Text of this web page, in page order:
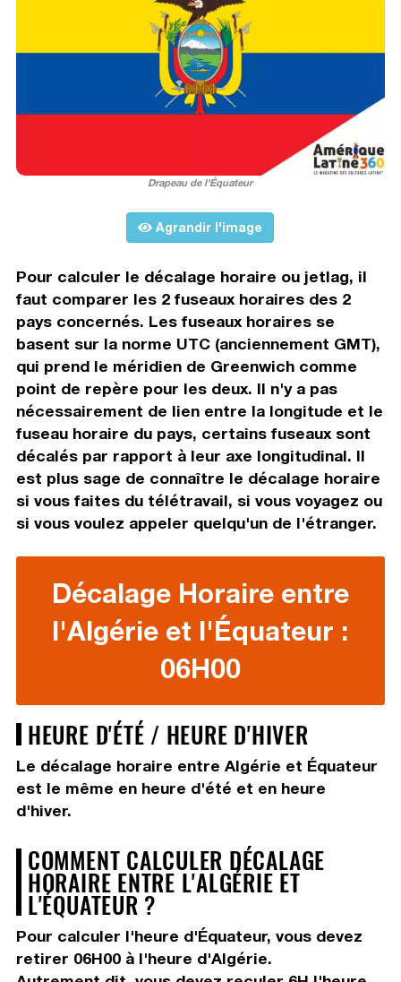
Drapeau de l'Équateur
Agrandir l'image
Pour calculer le décalage horaire ou jetlag, il
faut comparer les 2 fuseaux horaires des 2
pays concernés. Les fuseaux horaires se
basent sur la norme UTC (anciennement GMT),
qui prend le méridien de Greenwich comme
point de repère pour les deux. Il n'y a pas
nécessairement de lien entre la longitude et le
fuseau horaire du pays, certains fuseaux sont
décalés par rapport à leur axe longitudinal. Il
est plus sage de connaître le décalage horaire
si vous faites du télétravail, si vous voyagez ou
si vous voulez appeler quelqu'un de l'étranger.
Décalage Horaire entre
l'Algérie et l'Équateur :
06H00
HEURE D'ÉTÉ / HEURE D'HIVER
Le décalage horaire entre Algérie et Équateur
est le même en heure d'été et en heure
d'hiver.
COMMENT CALCULER DÉCALAGE
HORAIRE ENTRE L'ALGÉRIE ET
L'ÉQUATEUR ?
Pour calculer l'heure d'Équateur, vous devez
retirer 06H00à l'heure d'Algérie.